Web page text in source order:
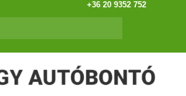
+36 20 9352 752